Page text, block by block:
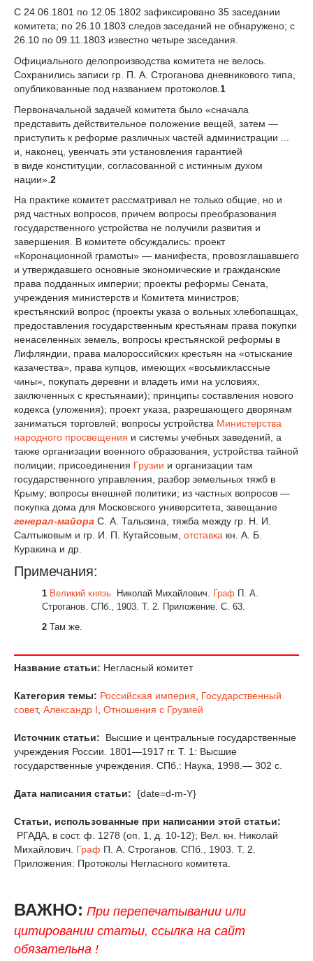
С 24.06.1801 по 12.05.1802 зафиксировано 35 заседании
комитета; по 26.10.1803 следов заседаний не обнаружено; с
26.10 по 09.11.1803 известно четыре заседания.
Официального делопроизводства комитета не велось.
Сохранились записи гр. П. А. Строганова дневникового типа,
опубликованные под названием протоколов. 1
Первоначальной задачей комитета было «сначала
представить действительное положение вещей, затем —
приступить к реформе различных частей администрации ...
и, наконец, увенчать эти установления гарантией
в виде конституции, согласованной с истинным духом
нации». 2
На практике комитет рассматривал не только общие, но и
ряд частных вопросов, причем вопросы преобразования
государственного устройства не получили развития и
завершения. В комитете обсуждались: проект
«Коронационной грамоты» — манифеста, провозглашавшего
и утверждавшего основные экономические и гражданские
права подданных империи; проекты реформы Сената,
учреждения министерств и Комитета министров;
крестьянский вопрос (проекты указа о вольных хлебопашцах,
предоставления государственным крестьянам права покупки
ненаселенных земель, вопросы крестьянской реформы в
Лифляндии, права малороссийских крестьян на «отыскание
казачества», права купцов, имеющих «восьмиклассные
чины», покупать деревни и владеть ими на условиях,
заключенных с крестьянами); принципы составления нового
кодекса (уложения); проект указа, разрешающего дворянам
заниматься торговлей; вопросы устройства Министерства
народного просвещения и системы учебных заведений, а
также организации военного образования, устройства тайной
полиции; присоединения Грузии и организации там
государственного управления, разбор земельных тяжб в
Крыму; вопросы внешней политики; из частных вопросов —
покупка дома для Московского университета, завещание
генерал-майора С. А. Талызина, тяжба между гр. Н. И.
Салтыковым и гр. И. П. Кутайсовым, отставка кн. А. Б.
Куракина и др.
Примечания:
1 Великий князь Николай Михайлович. Граф П. А.
Строганов. СПб., 1903. Т. 2. Приложение. С. 63.
2 Там же.
Название статьи: Негласный комитет
Категория темы: Российская империя
Государственный
совет, Александр I Отношения с Грузией
Источник статьи:
Высшие и центральные государственные
учреждения России. 1801—1917 гг. Т. 1: Высшие
государственные учреждения. СПб.: Наука, 1998.— 302 с.
Дата написания статьи: {date=d-m-Y}
Статьи, использованные при написании этой статьи:
РГАДА, в сост. ф. 1278 (оп. 1, д. 10-12); Вел. кн. Николай
Михайлович. Граф П. А. Строганов. СПб., 1903. Т. 2.
Приложения: Протоколы Негласного комитета.
ВАЖНО: При перепечатывании или
цитировании статьи, ссылка на сайт
обязательна !